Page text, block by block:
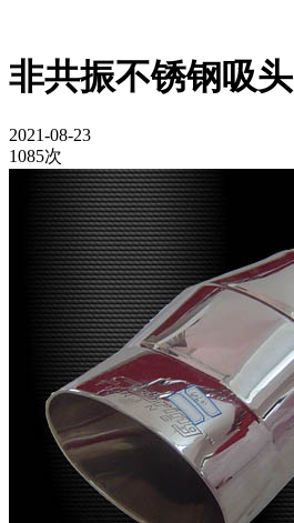
非共振不锈钢吸头
2021-08-23
1085次